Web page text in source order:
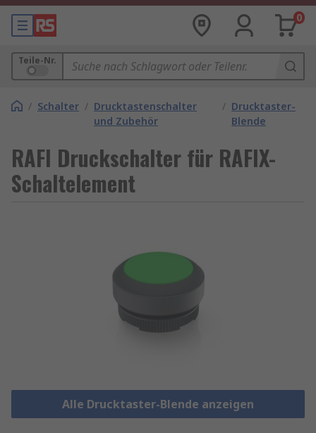
0
Teile-Nr.
/ Schalter / Drucktastenschalter
und Zubehör
/ Drucktaster-
Blende
RAFI Druckschalter für RAFIX-
Schaltelement
Alle Drucktaster-Blende anzeigen